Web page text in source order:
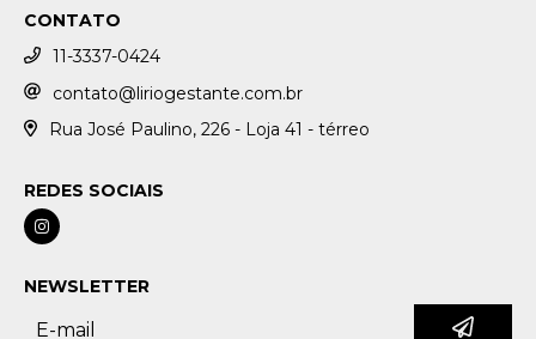
CONTATO
11-3337-0424
contato@liriogestante.com.br
Rua José Paulino, 226 - Loja 41 - térreo
REDES SOCIAIS
NEWSLETTER